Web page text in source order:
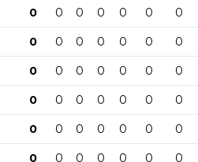
0 0 0 0 0 0 0
0 0 0 0 0 0 0
0 0 0 0 0 0 0
0 0 0 0 0 0 0
0 0 0 0 0 0 0
0 0 0 0 0 0 0